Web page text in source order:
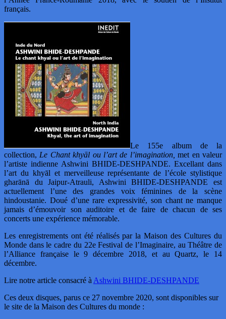
français.
Le 155e album de la
collection,Le Chant khyāl ou l’art de l’imagination, met en valeur
l’artiste indienne Ashwini BHIDE-DESHPANDE. Excellant dans
l’art du khyāl et merveilleuse représentante de l’école stylistique
gharānā du Jaipur-Atrauli, Ashwini BHIDE-DESHPANDE est
actuellement l’une des grandes voix féminines de la scène
hindoustanie. Doué d’une rare expressivité, son chant ne manque
jamais d’émouvoir son auditoire et de faire de chacun de ses
concerts une expérience mémorable.
Les enregistrements ont été réalisés par la Maison des Cultures du
Monde dans le cadre du 22e Festival de l’Imaginaire, au Théâtre de
l’Alliance française le 9 décembre 2018, et au Quartz, le 14
décembre.
Lire notre article consacré àAshwini BHIDE-DESHPANDE
Ces deux disques, parus ce 27 novembre 2020, sont disponibles sur
le site de la Maison des Cultures du monde :